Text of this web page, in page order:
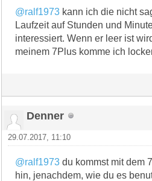
@ralf1973 kann ich die nicht
Laufzeit auf Stunden und
interessiert. Wenn er leer ist
meinem 7Plus komme ich
Denner
29.07.2017, 11:10
@ralf1973 du kommst mit dem
hin, jenachdem, wie du es